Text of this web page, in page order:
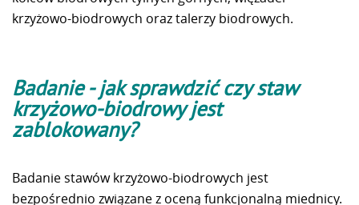
krzyżowo-biodrowych oraz talerzy biodrowych.
Badanie - jak sprawdzić czy staw
krzyżowo-biodrowy jest
zablokowany?
Badanie stawów krzyżowo-biodrowych jest
bezpośrednio związane z oceną funkcjonalną miednicy.